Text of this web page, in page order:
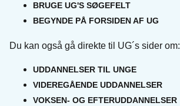
BRUGE UG'S SØGEFELT
BEGYNDE PÅ FORSIDEN AF UG
Du kan også gå direkte til UG´s sider om:
UDDANNELSER TIL UNGE
VIDEREGÅENDE UDDANNELSER
VOKSEN- OG EFTERUDDANNELSER